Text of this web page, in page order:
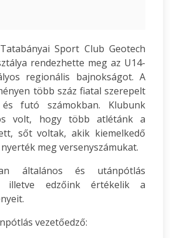
Sport Club Geotech
rendezhette meg az U14-
regionális bajnokságot. A
több száz fiatal szerepelt
futó számokban. Klubunk
volt, hogy több atlétánk a
sőt voltak, akik kiemelkedő
meg versenyszámukat.
általános és utánpótlás
illetve edzőink értékelik a
vezetőedző: